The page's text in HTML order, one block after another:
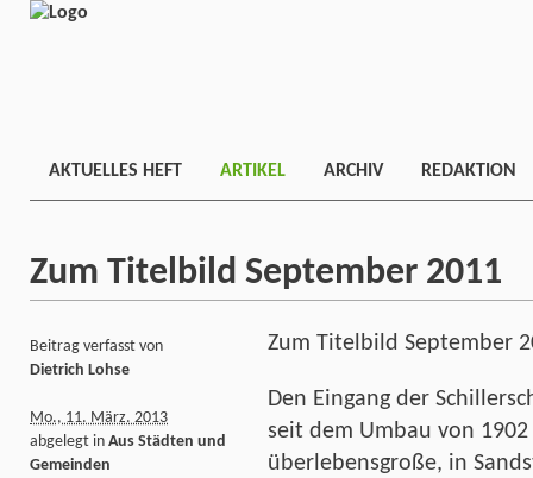
AKTUELLES HEFT ARTIKEL ARCHIV REDAKTION
Zum Titelbild September 2011
Zum Titelbild September
Den Eingang der
seit dem Umbau von
überlebensgroße, in
Beitrag verfasst von
Dietrich Lohse
Mo., 11. März. 2013
abgelegt in Aus Städten und
Gemeinden